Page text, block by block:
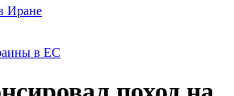
Иране
в ЕС